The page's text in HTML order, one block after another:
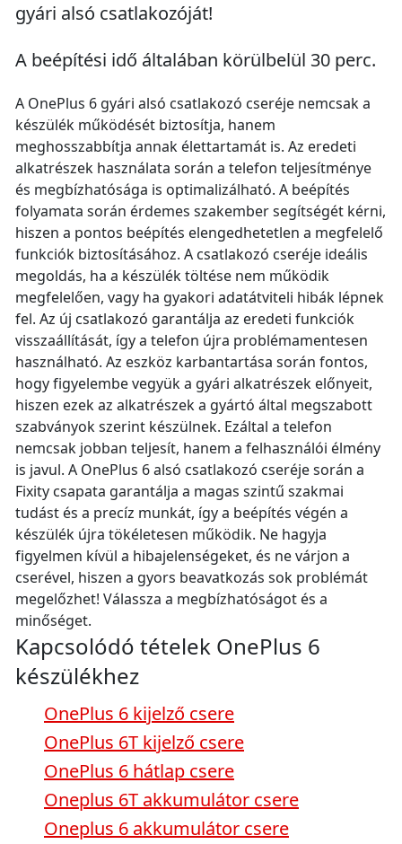
gyári alsó csatlakozóját!
A beépítési idő általában körülbelül 30 perc.
A OnePlus 6 gyári alsó csatlakozó cseréje nemcsak a
készülék működését biztosítja, hanem
meghosszabbítja annak élettartamát is. Az eredeti
alkatrészek használata során a telefon teljesítménye
és megbízhatósága is optimalizálható. A beépítés
folyamata során érdemes szakember segítségét kérni,
hiszen a pontos beépítés elengedhetetlen a megfelelő
funkciók biztosításához. A csatlakozó cseréje ideális
megoldás, ha a készülék töltése nem működik
megfelelően, vagy ha gyakori adatátviteli hibák lépnek
fel. Az új csatlakozó garantálja az eredeti funkciók
visszaállítását, így a telefon újra problémamentesen
használható. Az eszköz karbantartása során fontos,
hogy figyelembe vegyük a gyári alkatrészek előnyeit,
hiszen ezek az alkatrészek a gyártó által megszabott
szabványok szerint készülnek. Ezáltal a telefon
nemcsak jobban teljesít, hanem a felhasználói élmény
is javul. A OnePlus 6 alsó csatlakozó cseréje során a
Fixity csapata garantálja a magas szintű szakmai
tudást és a precíz munkát, így a beépítés végén a
készülék újra tökéletesen működik. Ne hagyja
figyelmen kívül a hibajelenségeket, és ne várjon a
cserével, hiszen a gyors beavatkozás sok problémát
megelőzhet! Válassza a megbízhatóságot és a
minőséget.
Kapcsolódó tételek OnePlus 6
készülékhez
OnePlus 6 kijelző csere
OnePlus 6T kijelző csere
OnePlus 6 hátlap csere
Oneplus 6T akkumulátor csere
Oneplus 6 akkumulátor csere